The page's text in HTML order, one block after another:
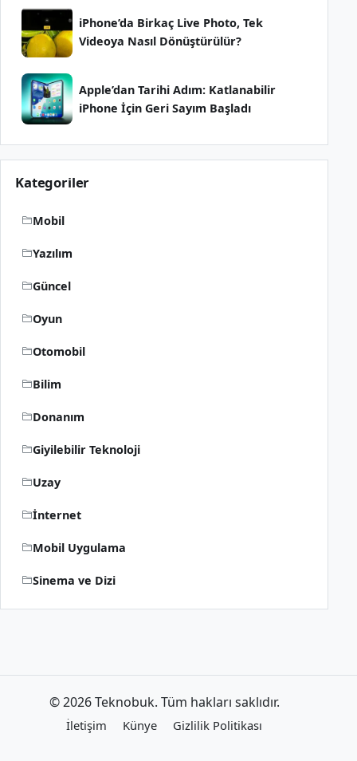
iPhone’da Birkaç Live Photo, Tek
Videoya Nasıl Dönüştürülür?
Apple’dan Tarihi Adım: Katlanabilir
iPhone İçin Geri Sayım Başladı
Kategoriler
Mobil
Yazılım
Güncel
Oyun
Otomobil
Bilim
Donanım
Giyilebilir Teknoloji
Uzay
İnternet
Mobil Uygulama
Sinema ve Dizi
İletişim Künye Gizlilik Politikası
© 2026 Teknobuk. Tüm hakları saklıdır.